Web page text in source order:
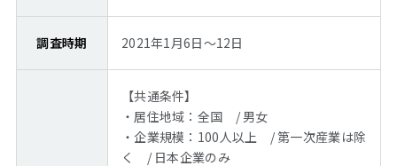
調査時期 2021年1月6日～12日
【共通条件】
・居住地域：全国 / 男女
・企業規模：100人以上 / 第一次産業は除
く / 日本企業のみ